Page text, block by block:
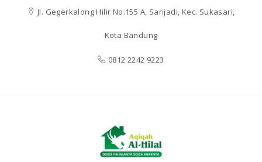
Jl. Gegerkalong Hilir No.155 A, Sarijadi, Kec. Sukasari,
Kota Bandung
0812 2242 9223